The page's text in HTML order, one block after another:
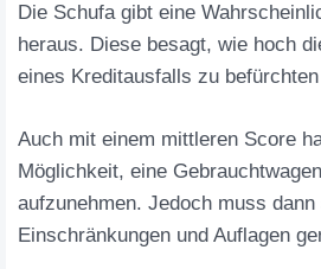
Die Schufa gibt eine
heraus. Diese besagt, wie hoch
eines Kreditausfalls zu
Auch mit einem mittleren Score
Möglichkeit, eine
aufzunehmen. Jedoch muss
Einschränkungen und Auflagen